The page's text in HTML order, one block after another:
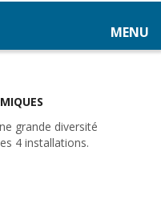
MENU
grande diversité
4 installations.